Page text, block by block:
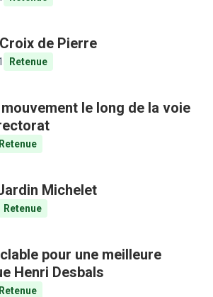
de Pierre
Retenue
le long de la voie
Retenue
Michelet
Retenue
pour une meilleure
Henri Desbals
Retenue